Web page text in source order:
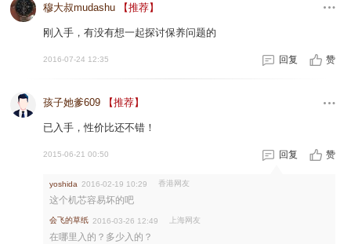
穆大叔mudashu 【推荐】
刚入手，有没有想一起探讨保养问题的
2016-07-24 12:35 回复 赞
孩子她爹609 【推荐】
已入手，性价比还不错！
2015-06-21 00:50 回复 赞
yoshida 2016-02-19 10:29 香港网友
这个机芯容易坏的吧
会飞的草纸 2016-03-26 12:49 上海网友
在哪里入的？多少入的？